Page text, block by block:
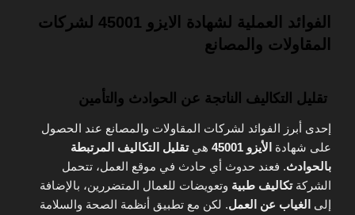
الفوائد العملية لشهادة الايزو 45001 لشركات
المقاولات والمصانع
تقليل التكاليف الناتجة عن الحوادث والتأمين
إحدى أبرز الفوائد لشركات المقاولات والمصانع عند الحصول
على شهادة الأيزو 45001 هيتقليل التكاليف المرتبطة
بالحوادث. فعند حدوث أي حادث في موقع العمل، تتحمل
الشركةتكاليف طبية وتعويضات للعمال المتضررين، بالإضافة
إلى الغياب عن العمل. لكن مع تطبيق أنظمة الصحة والسلامة